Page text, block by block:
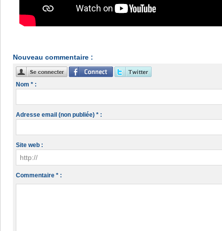
Nouveau commentaire :
Nom * :
Adresse email (non publiée) * :
Site web :
Commentaire * :